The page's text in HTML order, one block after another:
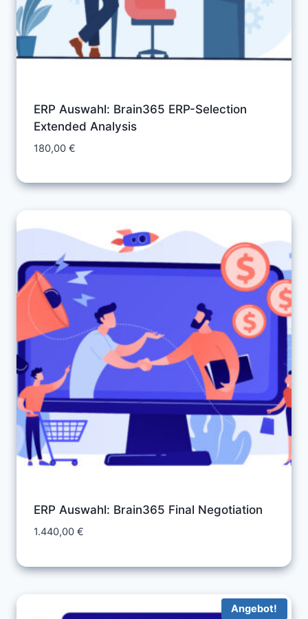
ERP Auswahl: Brain365 ERP-Selection
Extended Analysis
180,00 €
ERP Auswahl: Brain365 Final Negotiation
1.440,00 €
Angebot!